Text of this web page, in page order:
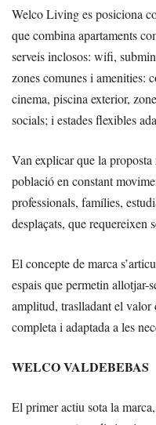
Welco Living es posiciona
que combina apartaments
serveis inclosos: wifi,
zones comunes i amenities:
cinema, piscina exterior,
socials; i estades flexibles
Van explicar que la proposta
població en constant
professionals, famílies,
desplaçats, que requereixen
El concepte de marca
espais que permetin allotjar-
amplitud, traslladant el valor
completa i adaptada a les
WELCO VALDEBEBAS
El primer actiu sota la